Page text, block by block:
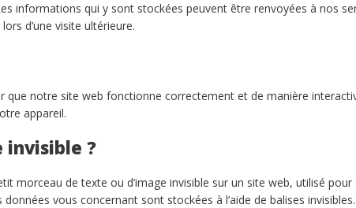
informations qui y sont stockées peuvent être renvoyées à nos
d’une visite ultérieure.
que notre site web fonctionne correctement et de manière
appareil.
invisible ?
morceau de texte ou d’image invisible sur un site web, utilisé pour
vous concernant sont stockées à l’aide de balises invisibles.